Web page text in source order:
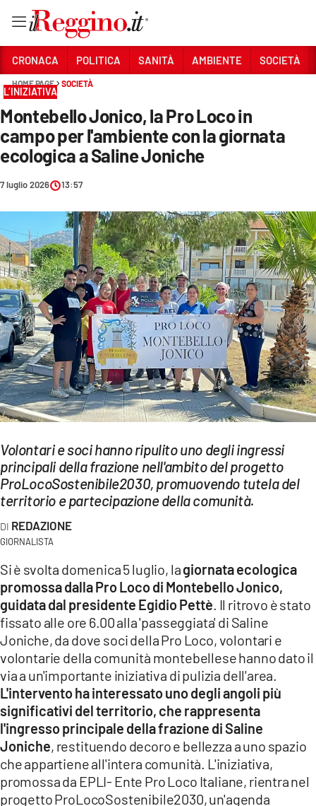
Sezioni
CRONACA
POLITICA
SANITÀ
AMBIENTE
SOCIETÀ
CULTURA
ECONOMIA E LAVORO
EVENTI
SPORT
Streaming
LAC NETWORK
LAC ONAIR
LaC
Network
LACPLAY.IT
LACTV.IT
LACONAIR.IT
LACITYMAG.IT
ILREGGINO.IT
COSENZACHANNEL.IT
ILVIBONESE.IT
CATANZAROCHANNEL.IT
CRONACA POLITICA SANITÀ AMBIENTE SOCIETÀ
HOME PAGE SOCIETÀ
L’INIZIATIVA
Montebello Jonico, la Pro Loco in
campo per l'ambiente con la giornata
ecologica a Saline Joniche
7 luglio 2026 13:57
Volontari e soci hanno ripulito uno degli ingressi
principali della frazione nell'ambito del progetto
ProLocoSostenibile2030, promuovendo tutela del
territorio e partecipazione della comunità.
REDAZIONE
GIORNALISTA
Si è svolta domenica 5 luglio, lagiornata ecologica
promossa dalla Pro Loco di Montebello Jonico,
guidata dal presidente Egidio Pettè. Il ritrovo è stato
fissato alle ore 6.00 alla 'passeggiata' di Saline
Joniche, da dove soci della Pro Loco, volontari e
volontarie della comunità montebellese hanno dato il
via a un'importante iniziativa di pulizia dell'area.
L'intervento ha interessato uno degli angoli più
significativi del territorio, che rappresenta
l'ingresso principale della frazione di Saline
Joniche, restituendo decoro e bellezza a uno spazio
che appartiene all'intera comunità. L'iniziativa,
promossa da EPLI- Ente Pro Loco Italiane, rientra nel
progetto ProLocoSostenibile2030, un'agenda